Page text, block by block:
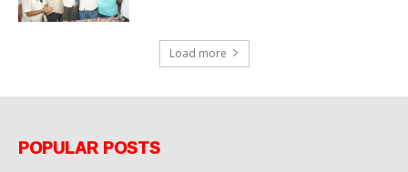
Load more
POPULAR POSTS